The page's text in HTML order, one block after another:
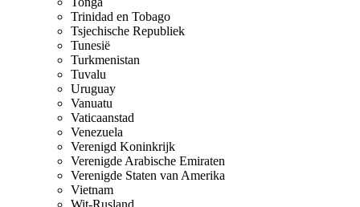
Trinidad en Tobago
Tsjechische Republiek
Tunesië
Turkmenistan
Tuvalu
Uruguay
Vanuatu
Vaticaanstad
Venezuela
Verenigd Koninkrijk
Verenigde Arabische Emiraten
Verenigde Staten van Amerika
Vietnam
Wit-Rusland